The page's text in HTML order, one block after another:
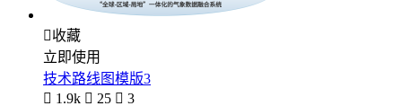
收藏
立即使用
技术路线图模版3
 1.9k  25  3